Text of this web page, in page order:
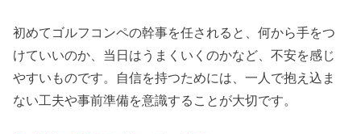
初めてゴルフコンペの幹事を任されると、何から手をつ
けていいのか、当日はうまくいくのかなど、不安を感じ
やすいものです。自信を持つためには、一人で抱え込ま
ない工夫や事前準備を意識することが大切です。